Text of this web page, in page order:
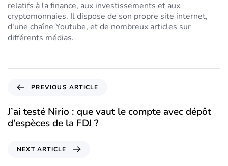
relatifs à la finance, aux investissements et aux
cryptomonnaies. Il dispose de son propre site internet,
d'une chaîne Youtube, et de nombreux articles sur
différents médias.
PREVIOUS ARTICLE
J’ai testé Nirio : que vaut le compte avec dépôt
d’espèces de la FDJ ?
NEXT ARTICLE